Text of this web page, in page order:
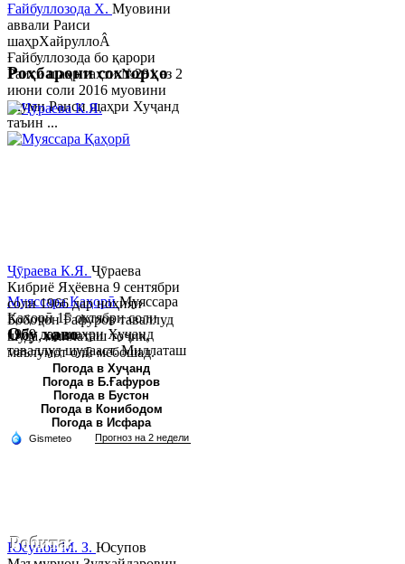
Ғайбуллозода Х. Муовини
аввали Раиси
шаҳрХайруллоÂ
Ғайбуллозода бо қарори
Раиси шаҳр таҳти №281 аз 2
июни соли 2016 муовини
якуми Раиси шаҳри Хуҷанд
таъин ...
Муяссара ҚаҳорӣМуяссара
Қаҳорӣ 15 октябри соли
1979 дар шаҳри Хуҷанд
таваллуд шудааст. Миллаташ
тоҷик. Маълумот олӣ. Соли
2002 Донишгоҳи давлатии
Хуҷанд ба...
Роҳбарони сохторҳо
Ҷӯраева К.Я. Ҷӯраева
Кибриё Яҳёевна 9 сентябри
соли 1966 дар ноҳияи
Бобоҷон Ғафуров таваллуд
шуда, миллаташ тоҷик,
маълумот олӣ мебошад.
Соли 1997 Донишг...
Юсупов М. З. Юсупов
Обу хаво
Погода в Хуҷанд
Погода в Б.Ғафуров
Погода в Бустон
Погода в Конибодом
Погода в Исфара
Робита: